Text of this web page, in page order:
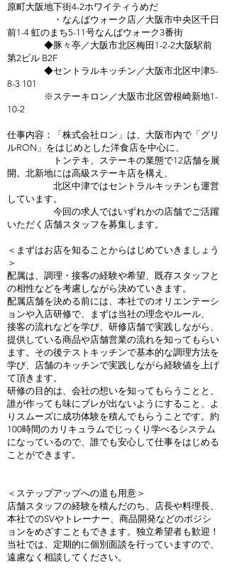
原町大阪地下街4-2ホワイティうめだ
・なんばウォーク店／大阪市中央区千日
前1-4 虹のまち5-11号なんばウォーク3番街
◆豚々亭／大阪市北区梅田1-2-2大阪駅前
第2ビル B2F
◆セントラルキッチン／大阪市北区中津5-
8-3 101
※ステーキロン／大阪市北区曽根崎新地1-
10-2
仕事内容：「株式会社ロン」は、大阪市内で「グリ
ルRON」をはじめとした洋食店を中心に、
トンテキ、ステーキの業態で12店舗を展
開。北新地には高級ステーキ店を構え、
北区中津ではセントラルキッチンも運営
しています。
今回の求人ではいずれかの店舗でご活躍
いただく店舗スタッフを募集します。
＜まずはお店を知ることからはじめていきましょう
＞
配属は、調理・接客の経験や希望、既存スタッフと
の相性などを考慮しながら決めていきます。
配属店舗を決める前には、本社でのオリエンテーシ
ョンや入店研修で、まずは当社の理念やルール、
接客の流れなどを学び、研修店舗で実践しながら、
提供している商品や店舗営業の流れを知ってもらい
ます。その後テストキッチンで基本的な調理方法を
学び、店舗のキッチンで実践しながら経験値を上げ
て頂きます。
研修の目的は、会社の想いを知ってもらうことと、
誰が作っても味にブレが出ないようにすること、よ
りスムーズに成功体験を積んでもらうことです。約
100時間のカリキュラムでじっくり学べるシステム
になっているので、誰でも安心して仕事をはじめる
ことができます。
＜ステップアップへの道も用意＞
店舗スタッフの経験を積んだのち、店長や料理長、
本社でのSVやトレーナー、商品開発などのポジシ
ョンをめざすこともできます。独立希望者も歓迎！
当社では、定期的に個別面談を行っていますので、
遠慮なく相談してください。